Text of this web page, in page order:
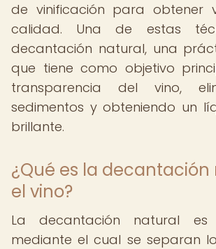
de vinificación para obtener
calidad. Una de estas
decantación natural, una
que tiene como objetivo
transparencia del vino,
sedimentos y obteniendo un
brillante.
¿Qué es la
el vino?
La decantación natural es
mediante el cual se separan